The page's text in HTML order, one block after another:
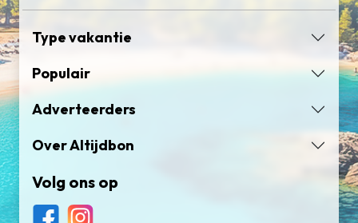
Type vakantie
Populair
Adverteerders
Over Altijdbon
Volg ons op